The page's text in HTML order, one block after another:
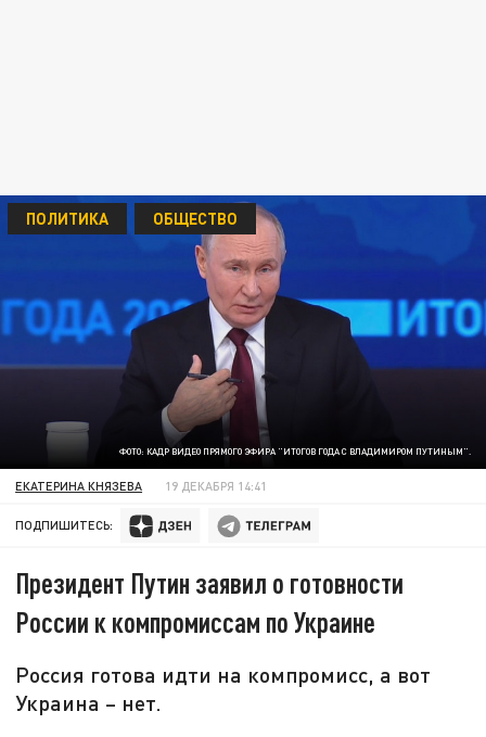
ФОТО: КАДР ВИДЕО ПРЯМОГО ЭФИРА "ИТОГОВ ГОДА С ВЛАДИМИРОМ ПУТИНЫМ".
ПОЛИТИКА ОБЩЕСТВО
ЕКАТЕРИНА КНЯЗЕВА 19 ДЕКАБРЯ 14:41
ПОДПИШИТЕСЬ:
Президент Путин заявил о готовности
России к компромиссам по Украине
Россия готова идти на компромисс, а вот
Украина – нет.